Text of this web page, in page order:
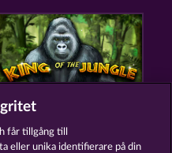
KING OF THE JUNGLE
får tillgång till
eller unika identifierare på din